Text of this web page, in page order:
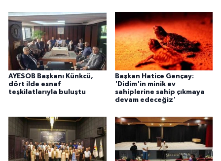
AYESOB Başkanı Künkcü,
dört ilde esnaf
teşkilatlarıyla buluştu
Başkan Hatice Gençay:
'Didim'in minik ev
sahiplerine sahip çıkmaya
devam edeceğiz'